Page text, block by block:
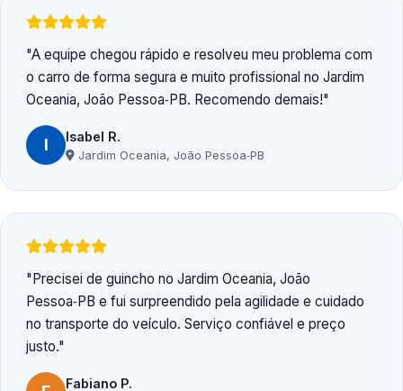
A equipe chegou rápido e resolveu meu problema com
o carro de forma segura e muito profissional no Jardim
Oceania, João Pessoa‑PB. Recomendo demais!
I Isabel R.
Jardim Oceania, João Pessoa‑PB
Precisei de guincho no Jardim Oceania, João
Pessoa‑PB e fui surpreendido pela agilidade e cuidado
no transporte do veículo. Serviço confiável e preço
justo.
Fabiano P.